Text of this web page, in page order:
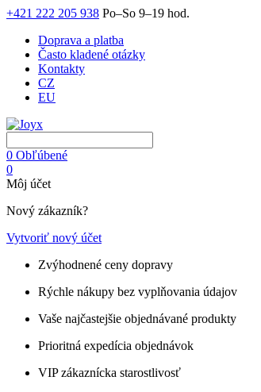
+421 222 205 938 Po–So 9–19 hod.
Doprava a platba
Často kladené otázky
Kontakty
CZ
EU
0 Obľúbené
0
Môj účet
Nový zákazník?
Vytvoriť nový účet
Zvýhodnené ceny dopravy
Rýchle nákupy bez vyplňovania údajov
Vaše najčastejšie objednávané produkty
Prioritná expedícia objednávok
VIP zákaznícka starostlivosť